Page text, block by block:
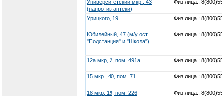
Университетский мкр., 43
(напротив аптеки)
Физ.лица.:
Урицкого, 19 Физ.лица.:
Юбилейный, 47 (м/у ост.
"Подстанция" и "Школа")
Физ.лица.:
12а мкр, 2, пом. 491а Физ.лица.:
15 мкр., 40, пом. 71 Физ.лица.:
18 мкр, 19, пом. 226 Физ.лица.: